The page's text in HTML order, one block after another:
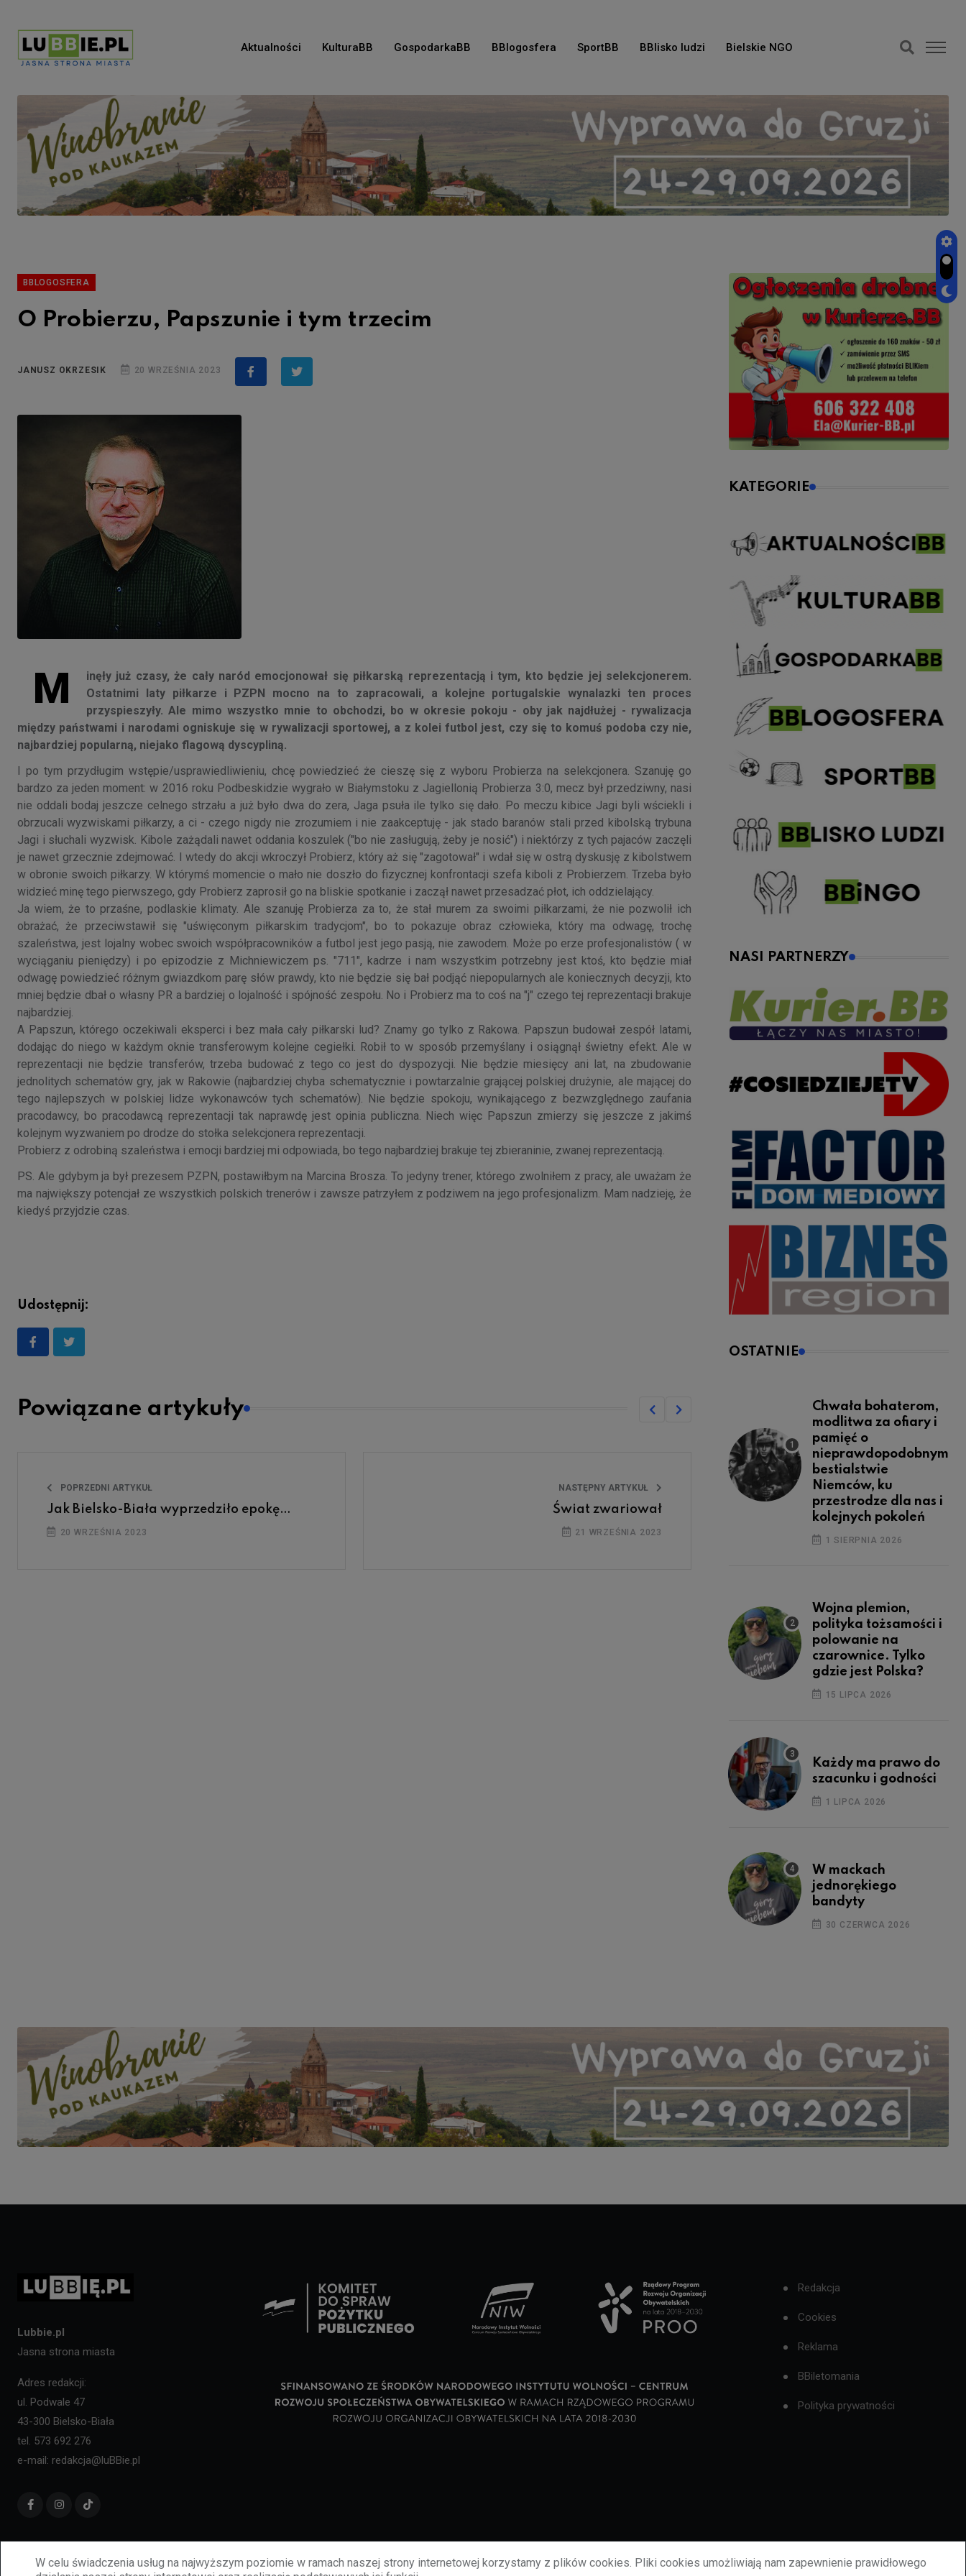
W celu świadczenia usług na najwyższym poziomie w ramach naszej strony internetowej korzystamy z plików cookies. Pliki cookies umożliwiają nam zapewnienie prawidłowego
Aktualności KulturaBB GospodarkaBB BBlogosfera SportBB BBlisko ludzi Bielskie NGO
BBLOGOSFERA
O Probierzu, Papszunie i tym trzecim
JANUSZ OKRZESIK 20 WRZEŚNIA 2023
M
inęły już czasy, że cały naród emocjonował się piłkarską reprezentacją i tym, kto będzie jej selekcjonerem.
Ostatnimi laty piłkarze i PZPN mocno na to zapracowali, a kolejne portugalskie wynalazki ten proces
przyspieszyły. Ale mimo wszystko mnie to obchodzi, bo w okresie pokoju - oby jak najdłużej - rywalizacja
między państwami i narodami ogniskuje się w rywalizacji sportowej, a z kolei futbol jest, czy się to komuś podoba czy nie,
najbardziej popularną, niejako flagową dyscypliną.
I po tym przydługim wstępie/usprawiedliwieniu, chcę powiedzieć że cieszę się z wyboru Probierza na selekcjonera. Szanuję go
bardzo za jeden moment: w 2016 roku Podbeskidzie wygrało w Białymstoku z Jagiellonią Probierza 3:0, mecz był przedziwny, nasi
nie oddali bodaj jeszcze celnego strzału a już było dwa do zera, Jaga psuła ile tylko się dało. Po meczu kibice Jagi byli wściekli i
obrzucali wyzwiskami piłkarzy, a ci - czego nigdy nie zrozumiem i nie zaakceptuję - jak stado baranów stali przed kibolską trybuna
Jagi i słuchali wyzwisk. Kibole zażądali nawet oddania koszulek ("bo nie zasługują, żeby je nosić") i niektórzy z tych pajaców zaczęli
je nawet grzecznie zdejmować. I wtedy do akcji wkroczył Probierz, który aż się "zagotował" i wdał się w ostrą dyskusję z kibolstwem
w obronie swoich piłkarzy. W którymś momencie o mało nie doszło do fizycznej konfrontacji szefa kiboli z Probierzem. Trzeba było
widzieć minę tego pierwszego, gdy Probierz zaprosił go na bliskie spotkanie i zaczął nawet przesadzać płot, ich oddzielający.
Ja wiem, że to przaśne, podlaskie klimaty. Ale szanuję Probierza za to, że stał murem za swoimi piłkarzami, że nie pozwolił ich
obrażać, że przeciwstawił się "uświęconym piłkarskim tradycjom", bo to pokazuje obraz człowieka, który ma odwagę, trochę
szaleństwa, jest lojalny wobec swoich współpracowników a futbol jest jego pasją, nie zawodem. Może po erze profesjonalistów ( w
wyciąganiu pieniędzy) i po epizodzie z Michniewiczem ps. "711", kadrze i nam wszystkim potrzebny jest ktoś, kto będzie miał
odwagę powiedzieć różnym gwiazdkom parę słów prawdy, kto nie będzie się bał podjąć niepopularnych ale koniecznych decyzji, kto
mniej będzie dbał o własny PR a bardziej o lojalność i spójność zespołu. No i Probierz ma to coś na "j" czego tej reprezentacji brakuje
najbardziej.
A Papszun, którego oczekiwali eksperci i bez mała cały piłkarski lud? Znamy go tylko z Rakowa. Papszun budował zespół latami,
dodając do niego w każdym oknie transferowym kolejne cegiełki. Robił to w sposób przemyślany i osiągnął świetny efekt. Ale w
reprezentacji nie będzie transferów, trzeba budować z tego co jest do dyspozycji. Nie będzie miesięcy ani lat, na zbudowanie
jednolitych schematów gry, jak w Rakowie (najbardziej chyba schematycznie i powtarzalnie grającej polskiej drużynie, ale mającej do
tego najlepszych w polskiej lidze wykonawców tych schematów). Nie będzie spokoju, wynikającego z bezwzględnego zaufania
pracodawcy, bo pracodawcą reprezentacji tak naprawdę jest opinia publiczna. Niech więc Papszun zmierzy się jeszcze z jakimś
kolejnym wyzwaniem po drodze do stołka selekcjonera reprezentacji.
Probierz z odrobiną szaleństwa i emocji bardziej mi odpowiada, bo tego najbardziej brakuje tej zbieraninie, zwanej reprezentacją.
PS. Ale gdybym ja był prezesem PZPN, postawiłbym na Marcina Brosza. To jedyny trener, którego zwolniłem z pracy, ale uważam że
ma największy potencjał ze wszystkich polskich trenerów i zawsze patrzyłem z podziwem na jego profesjonalizm. Mam nadzieję, że
kiedyś przyjdzie czas.
Udostępnij:
Powiązane artykuły
POPRZEDNI ARTYKUŁ
Jak Bielsko-Biała wyprzedziło epokę…
20 WRZEŚNIA 2023
NASTĘPNY ARTYKUŁ
Świat zwariował
21 WRZEŚNIA 2023
KATEGORIE
NASI PARTNERZY
OSTATNIE
Chwała bohaterom,
modlitwa za ofiary i
pamięć o
nieprawdopodobnym
bestialstwie
Niemców, ku
przestrodze dla nas i
kolejnych pokoleń
1 SIERPNIA 2026
Wojna plemion,
polityka tożsamości i
polowanie na
czarownice. Tylko
gdzie jest Polska?
15 LIPCA 2026
Każdy ma prawo do
szacunku i godności
1 LIPCA 2026
W mackach
jednorękiego
bandyty
30 CZERWCA 2026
Lubbie.pl
Jasna strona miasta
Adres redakcji:
ul. Podwale 47
43-300 Bielsko-Biała
tel. 573 692 276
e-mail: redakcja@luBBie.pl
Redakcja
Cookies
Reklama
BBiletomania
Polityka prywatności